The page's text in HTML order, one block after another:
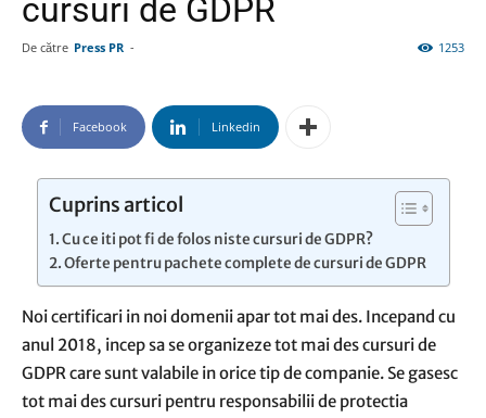
cursuri de GDPR
De către Press PR - 1253
Facebook Linkedin
Cuprins articol
Cu ce iti pot fi de folos niste cursuri de GDPR?
Oferte pentru pachete complete de cursuri de GDPR
Noi certificari in noi domenii apar tot mai des. Incepand cu
anul 2018, incep sa se organizeze tot mai des cursuri de
GDPR care sunt valabile in orice tip de companie. Se gasesc
tot mai des cursuri pentru responsabilii de protectia